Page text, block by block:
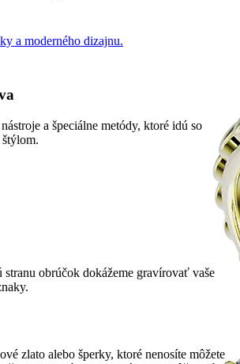
a moderného dizajnu.
a špeciálne metódy, ktoré idú so
obrúčok dokážeme gravírovať vaše
zlato alebo šperky, ktoré nenosíte môžete